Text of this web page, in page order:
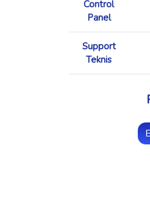
Control
Panel
Support
Teknis